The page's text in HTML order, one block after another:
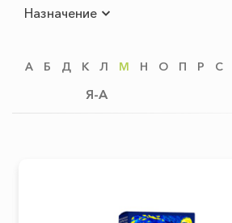
Назначение
А Б Д К Л М Н О П Р С
Я-А